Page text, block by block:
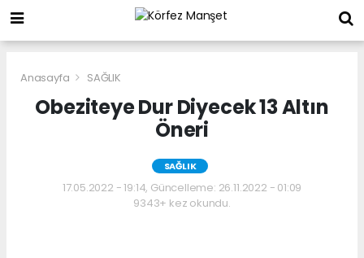
Anasayfa SAĞLIK
Obeziteye Dur Diyecek 13 Altın
Öneri
SAĞLIK
17.05.2022 - 19:14, Güncelleme: 26.11.2022 - 01:09
9343+ kez okundu.